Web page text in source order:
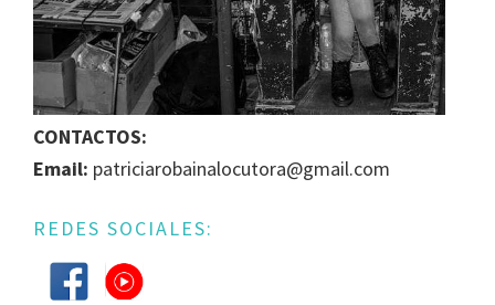
IGUALDAD
DE
GÉNERO
EN
LA
ESCENA
URUGUAYA
CONTACTOS:
Email: patriciarobainalocutora@gmail.com
REDES SOCIALES: